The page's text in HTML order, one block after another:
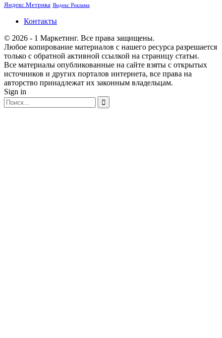
Яндекс.Метрика Яндекс Реклама
Контакты
© 2026 - 1 Маркетинг. Все права защищены.
Любое копирование материалов с нашего ресурса разрешается
только с обратной активной ссылкой на страницу статьи.
Все материалы опубликованные на сайте взяты с открытых
источников и других порталов интернета, все права на
авторство принадлежат их законным владельцам.
Sign in